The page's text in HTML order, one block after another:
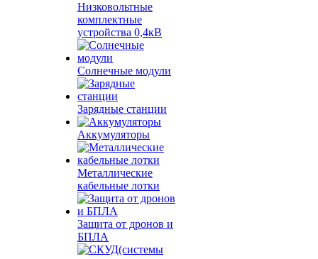
Низковольтные
комплектные
устройства 0,4кВ
Солнечные модули
Зарядные станции
Аккумуляторы
Металлические
кабельные лотки
Защита от дронов и
БПЛА